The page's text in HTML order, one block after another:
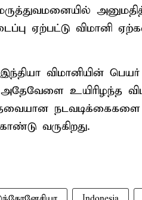
ஏற்பட்டு விமானி
விமானியின்
உயிரிழந்த
வருகிறது.